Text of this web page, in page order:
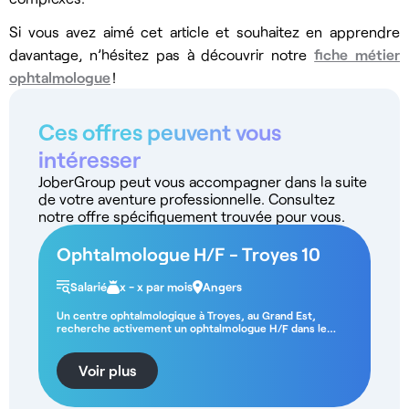
Si vous avez aimé cet article et souhaitez en apprendre
davantage, n’hésitez pas à découvrir notrefiche métier
ophtalmologue!
Ces offres peuvent vous
intéresser
JoberGroup peut vous accompagner dans la suite
de votre aventure professionnelle. Consultez
notre offre spécifiquement trouvée pour vous.
Ophtalmologue H/F - Troyes 10
Salarié x - x par mois Angers
Un centre ophtalmologique à Troyes, au Grand Est,
recherche activement un ophtalmologue H/F dans le
trois à quatre jours par semaine La structure Vous
intégrerez un centre ophtalmologique situé à Troyes,
offrant des cabinets de consultation optimisés et un
plateau technique performant. La structure dispose d'un
secrétariat dédié et d'un accompagnement paramédical
Voir plus